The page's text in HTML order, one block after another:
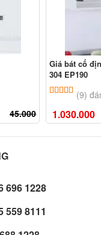
45.000
Giá bát cố
304 EP190
5.00
9(9)
1.030.000
696 1228
559 8111